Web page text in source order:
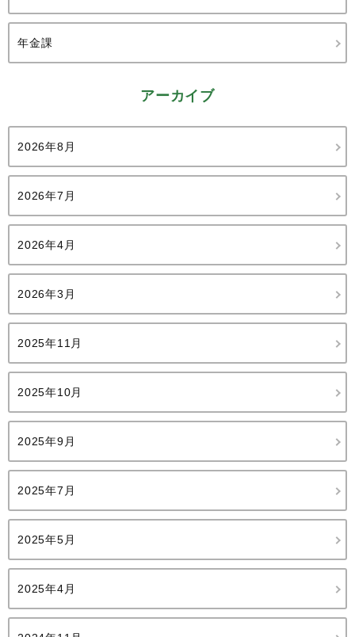
年金課
アーカイブ
2026年8月
2026年7月
2026年4月
2026年3月
2025年11月
2025年10月
2025年9月
2025年7月
2025年5月
2025年4月